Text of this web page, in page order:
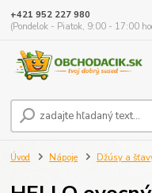
+421 952 227 980
(Pondelok - Piatok, 9:00 - 17:00
Úvod Nápoje Džúsy a